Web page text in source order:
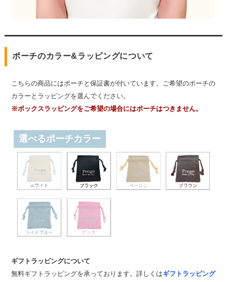
ポーチのカラー&ラッピングについて
こちらの商品にはポーチと保証書が付いています。ご希望のポーチの
カラーとラッピングを選んでください。
※ボックスラッピングをご希望の場合にはポーチはつきません。
選べるポーチカラー
ギフトラッピングについて
無料ギフトラッピングを承っております。詳しくはギフトラッピング